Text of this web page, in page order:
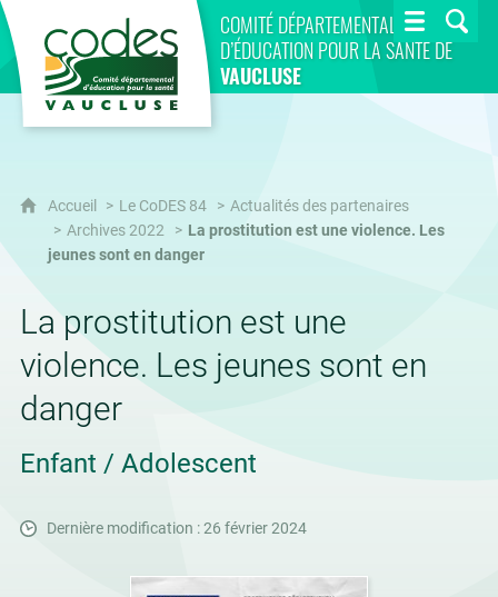
COMITÉ DÉPARTEMENTAL
D’ÉDUCATION POUR LA SANTÉ DE
VAUCLUSE
CoDES 84
Accueil Le CoDES 84
Actualités des partenaires
Archives 2022
La prostitution est une violence. Les
jeunes sont en danger
La prostitution est une
violence. Les jeunes sont en
danger
Enfant / Adolescent
Dernière modification : 26 février 2024